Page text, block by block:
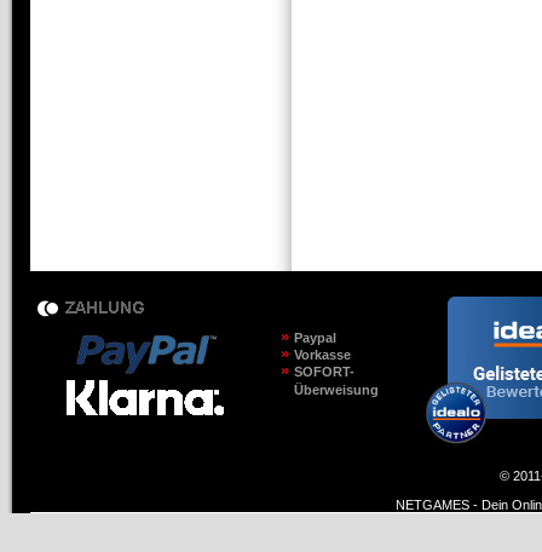
Paypal
Vorkasse
SOFORT-
Überweisung
©
NETGAMES - Dein